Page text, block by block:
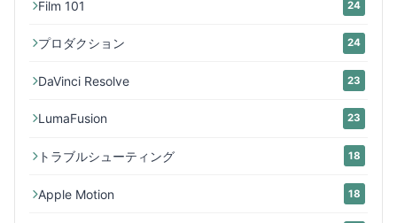
Film 101 24
プロダクション 24
DaVinci Resolve 23
LumaFusion 23
トラブルシューティング 18
Apple Motion 18